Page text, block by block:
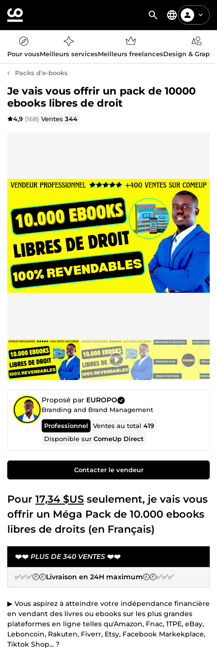
Pour vousMeilleurs servicesMeilleurs freelancesDesign &
Packs d'e-books
Je vais vous offrir un pack de 10000
ebooks libres de droit
4,9 (168) Ventes344
Proposé par EUROPO
Branding and Brand Management
Professionnel Ventes au total419
Disponible surComeUp Direct
Contacter le vendeur
Pour 17,34 $US seulement, je vais vous
offrir un Méga Pack de 10.000 ebooks
libres de droits (en Français)
❤️❤️ PLUS DE 340 VENTES ❤️❤️
✅✅✅🕗🕗Livraison en 24H maximum🕗🕗✅✅✅
▶ Vous aspirez à atteindre votre indépendance financière
en vendant des livres ou ebooks sur les plus grandes
plateformes en ligne telles qu'Amazon, Fnac, 1TPE, eBay,
Leboncoin, Rakuten, Fiverr, Etsy, Facebook Markekplace,
Tiktok Shop... ?